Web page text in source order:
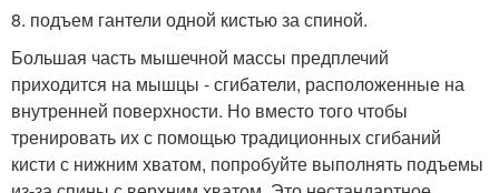
8. подъем гантели одной кистью за спиной.
Большая часть мышечной массы предплечий
приходится на мышцы - сгибатели, расположенные на
внутренней поверхности. Но вместо того чтобы
тренировать их с помощью традиционных сгибаний
кисти с нижним хватом, попробуйте выполнять подъемы